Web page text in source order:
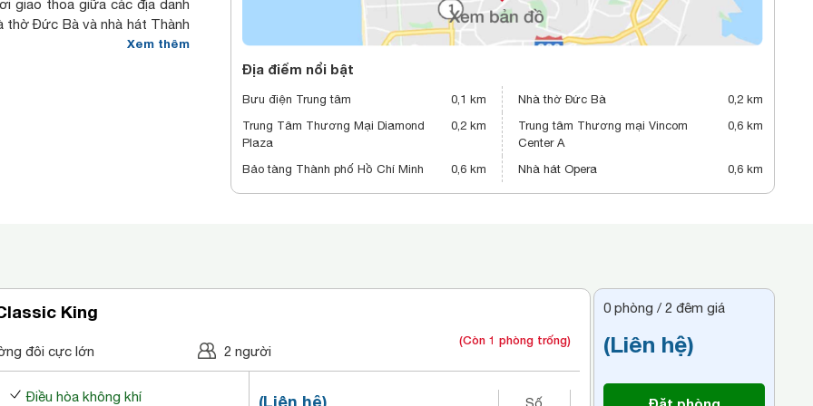
giao thoa giữa các địa danh
thờ Đức Bà và nhà hát Thành
lại cho các du khách góc
tòa nhà kiến trúc Pháp
Xem thêm
Địa điểm nổi bật
Bưu điện Trung tâm 0,1 km Nhà thờ Đức Bà
0,2 km
Trung Tâm Thương Mại Diamond
Plaza
0,2 km
Trung tâm Thương mại Vincom
Center A
0,6 km
Bảo tàng Thành phố Hồ Chí Minh 0,6 km Nhà hát Opera 0,6 km
King
đôi cực lớn 2 người
(Còn 1 phòng trống)
Điều hòa không khí
(Liên hệ)
0 phòng / 2 đêm giá
(Liên hệ)